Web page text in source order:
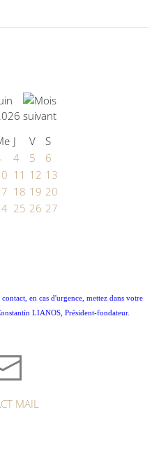
J V
S
4 5
6
11 12 13
18 19 20
25 26 27
en cas d'urgence, mettez dans votre
LIANOS, Président-fondateur.
MAIL